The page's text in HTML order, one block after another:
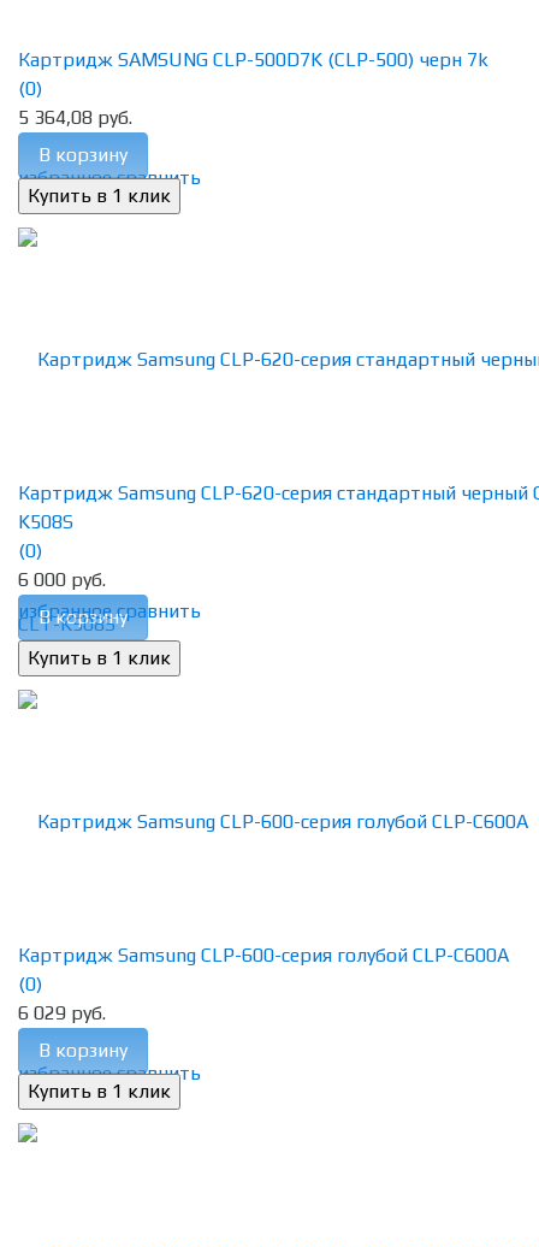
избранное сравнить
Картридж SAMSUNG CLP-500D7K (CLP-500) черн 7k
(0)
5 364,08 руб.
В корзину
избранное сравнить
Картридж Samsung CLP-620-серия стандартный черный
K508S
(0)
6 000 руб.
В корзину
избранное сравнить
Картридж Samsung CLP-600-серия голубой CLP-C600A
(0)
6 029 руб.
В корзину